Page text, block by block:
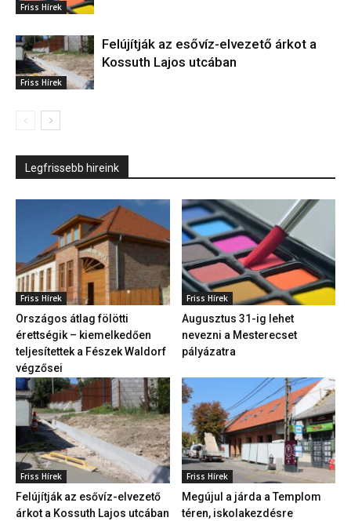
Friss Hírek
Friss Hírek
Felújítják az esővíz-elvezető árkot a
Kossuth Lajos utcában
Legfrissebb hireink
Friss Hírek
Országos átlag fölötti
érettségik – kiemelkedően
teljesítettek a Fészek Waldorf
végzősei
Friss Hírek
Augusztus 31-ig lehet
nevezni a Mesterecset
pályázatra
Friss Hírek
Felújítják az esővíz-elvezető
árkot a Kossuth Lajos utcában
Friss Hírek
Megújul a járda a Templom
téren, iskolakezdésre